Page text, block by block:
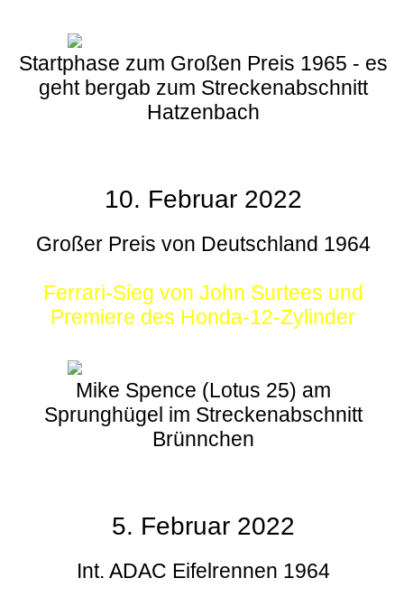
Startphase zum Großen Preis 1965 - es
geht bergab zum Streckenabschnitt
Hatzenbach
10. Februar 2022
Großer Preis von Deutschland 1964
Ferrari-Sieg von John Surtees und
Premiere des Honda-12-Zylinder
Mike Spence (Lotus 25) am
Sprunghügel im Streckenabschnitt
Brünnchen
5. Februar 2022
Int. ADAC Eifelrennen 1964